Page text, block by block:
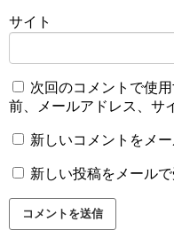
サイト
次回のコメントで使
前、メールアドレス、サ
新しいコメントをメ
新しい投稿をメール